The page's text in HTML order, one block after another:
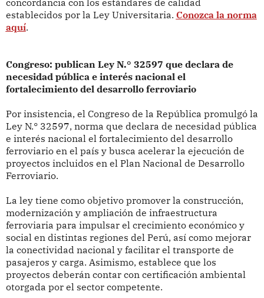
concordancia con los estándares de calidad
establecidos por la Ley Universitaria. Conozca la norma
aquí.
Congreso: publican Ley N.° 32597 que declara de
necesidad pública e interés nacional el
fortalecimiento del desarrollo ferroviario
Por insistencia, el Congreso de la República promulgó la
Ley N.° 32597, norma que declara de necesidad pública
e interés nacional el fortalecimiento del desarrollo
ferroviario en el país y busca acelerar la ejecución de
proyectos incluidos en el Plan Nacional de Desarrollo
Ferroviario.
La ley tiene como objetivo promover la construcción,
modernización y ampliación de infraestructura
ferroviaria para impulsar el crecimiento económico y
social en distintas regiones del Perú, así como mejorar
la conectividad nacional y facilitar el transporte de
pasajeros y carga. Asimismo, establece que los
proyectos deberán contar con certificación ambiental
otorgada por el sector competente.